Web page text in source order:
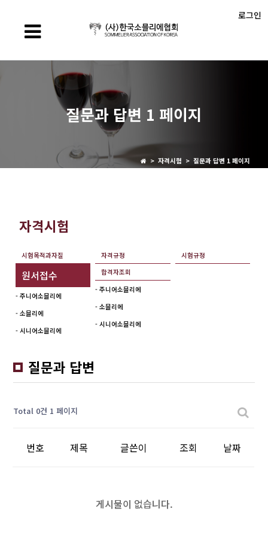
로그인
질문과 답변 1 페이지
> 자격시험 > 질문과 답변 1 페이지
자격시험
시험목적과자질 자격규정 시험규정
원서접수
- 주니어소믈리에
- 소믈리에
- 시니어소믈리에
합격자조회
- 주니어소믈리에
- 소믈리에
- 시니어소믈리에
질문과 답변
Total 0건 1 페이지
번호 제목 글쓴이 조회 날짜
게시물이 없습니다.